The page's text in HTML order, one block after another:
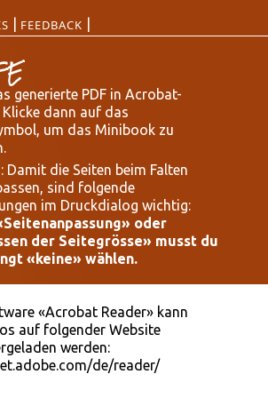
FEEDBACK
generierte PDF in Acrobat-
Klicke dann auf das
um das Minibook zu
Damit die Seiten beim Falten
sind folgende
im Druckdialog wichtig:
oder
der Seitegrösse» musst du
«keine» wählen.
«Acrobat Reader» kann
auf folgender Website
werden:
de/reader/